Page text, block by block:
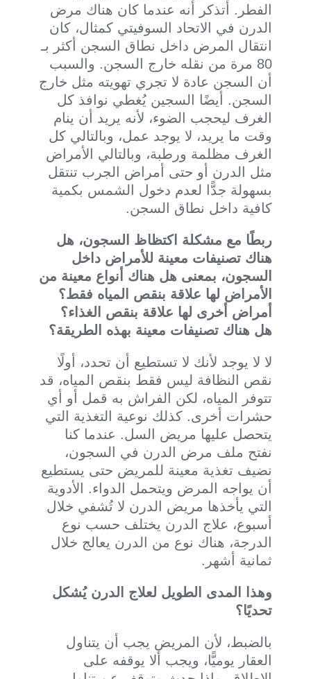
الفطر. أتذكر أنه عندما كان هناك مرض
الدرن في الاتحاد السوفيتي كمثال، كان
انتقال المرض داخل نطاق السجن أكثر بـ
80 مرة من نقله خارج السجن. والسبب
أن السجن عادة لا تجري تهويته مثل خارج
السجن. أيضًا السجين يُغطي نوافذ كل
الغرف ليحجب الضوء، لأنه يريد أن ينام
وقت ما يريد، لا يوجد عمل، وبالتالي كل
الغرف مظلمة ورطبة، وبالتالي الأمراض
مثل الدرن أو حتى أمراض الجرب تنتقل
بسهولة جدًّا لعدم دخول الشمس بكمية
كافية داخل نطاق السجن.
ربطًا مع مشكلة اكتظاظ السجون، هل
هناك تصنيفات معينة للأمراض داخل
السجون، بمعنى هل هناك أنواع معينة من
الأمراض لها علاقة بنقص المياه فقط؟
أمراض أخرى لها علاقة بنقص الغذاء؟
هل هناك تصنيفات معينة بهذه الطريقة؟
لا لا يوجد لأنك لا تستطيع أن تحدد، أولًا
نقص النظافة ليس فقط بنقص المياه، قد
تتوفر المياه، لكن الفراش به قمل أو أي
حشرات أخرى. كذلك نوعية التغذية التي
يتحصل عليها مريض السل. عندما كنا
نفتح ملف مرض الدرن في السجون،
نضيف تغذية معينة للمريض حتى يستطيع
أن يواجه المرض ويتحمل الدواء. الأدوية
التي يأخذها مريض الدرن لا تُشفي خلال
أسبوع، علاج الدرن يختلف حسب نوع
الدرجة، هناك نوع من الدرن يعالج خلال
ثمانية أشهر.
وهذا المدى الطويل لعلاج الدرن يُشكل
تحديًا؟
بالضبط، لأن المريض يجب أن يتناول
العقار يوميًّا، ويجب ألا يوقفه على